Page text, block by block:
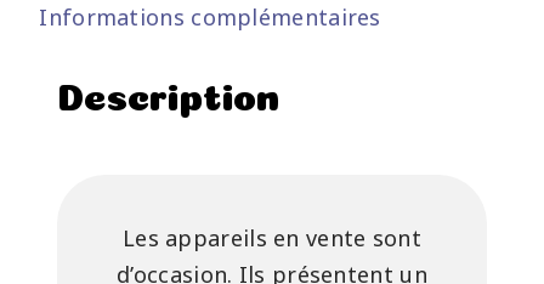
Informations complémentaires
Description
Les appareils en vente sont
d’occasion. Ils présentent un